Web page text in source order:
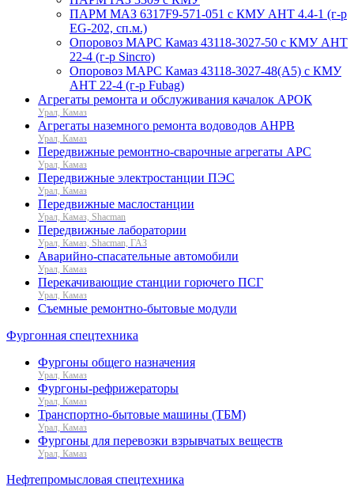
ПАРМ МАЗ 6317F9-571-051 с КМУ АНТ 4.4-1 (г-р
EG-202, сп.м.)
Опоровоз МАРС Камаз 43118-3027-50 с КМУ АНТ
22-4 (г-р Sincro)
Опоровоз МАРС Камаз 43118-3027-48(A5) с КМУ
АНТ 22-4 (г-р Fubag)
Агрегаты ремонта и обслуживания качалок АРОК
Урал, Камаз
Агрегаты наземного ремонта водоводов АНРВ
Урал, Камаз
Передвижные ремонтно-сварочные агрегаты АРС
Урал, Камаз
Передвижные электростанции ПЭС
Урал, Камаз
Передвижные маслостанции
Урал, Камаз, Shacman
Передвижные лаборатории
Урал, Камаз, Shacman, ГАЗ
Аварийно-спасательные автомобили
Урал, Камаз
Перекачивающие станции горючего ПСГ
Урал, Камаз
Съемные ремонтно-бытовые модули
Фургонная спецтехника
Фургоны общего назначения
Урал, Камаз
Фургоны-рефрижераторы
Урал, Камаз
Транспортно-бытовые машины (ТБМ)
Урал, Камаз
Фургоны для перевозки взрывчатых веществ
Урал, Камаз
Нефтепромысловая спецтехника